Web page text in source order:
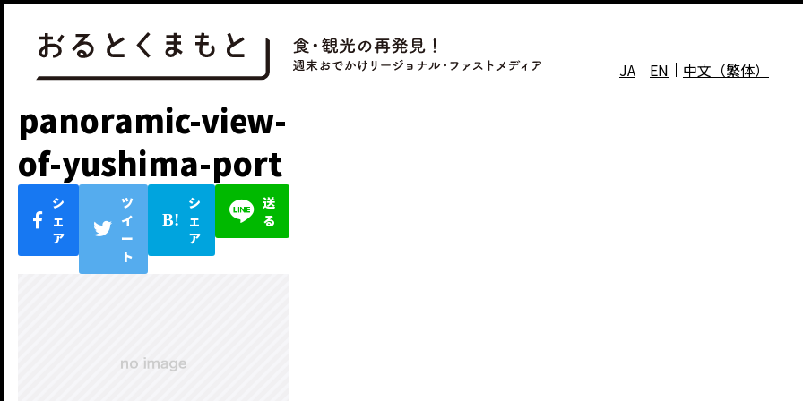
JA EN 中文（繁体）
panoramic-view-
of-yushima-port
シ
ェ
ア
ツ
イ
ー
ト
シ
ェ
ア
送
る